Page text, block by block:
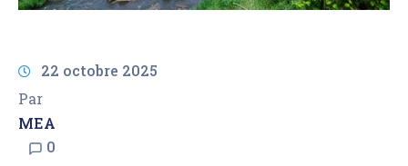
22 octobre 2025
Par
MEA
0